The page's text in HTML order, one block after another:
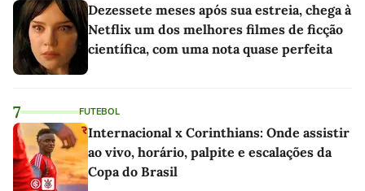
Dezessete meses após sua estreia, chega à
Netflix um dos melhores filmes de ficção
científica, com uma nota quase perfeita
7 FUTEBOL
Internacional x Corinthians: Onde assistir
ao vivo, horário, palpite e escalações da
Copa do Brasil